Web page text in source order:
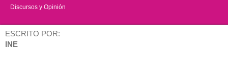
Discursos y Opinión
ESCRITO POR:
INE